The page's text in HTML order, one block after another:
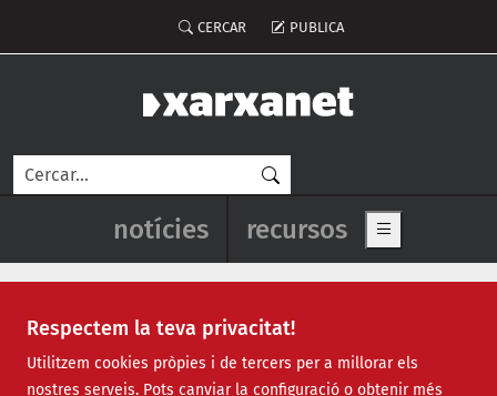
Respectem la teva privacitat!
Utilitzem cookies pròpies i de tercers per a millorar els
nostres serveis. Pots canviar la configuració o obtenir més
Menú del compte d'usuari
CERCAR PUBLICA
Cerca
Navegació principal de
notícies recursos Show main
Lacho Baji Cali